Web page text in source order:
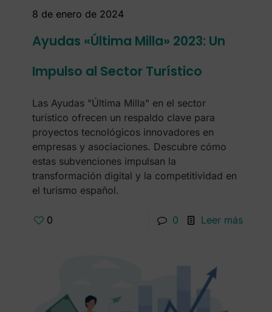
8 de enero de 2024
Ayudas «Última Milla» 2023: Un
Impulso al Sector Turístico
Las Ayudas "Última Milla" en el sector
turístico ofrecen un respaldo clave para
proyectos tecnológicos innovadores en
empresas y asociaciones. Descubre cómo
estas subvenciones impulsan la
transformación digital y la competitividad en
el turismo español.
0 0 Leer más